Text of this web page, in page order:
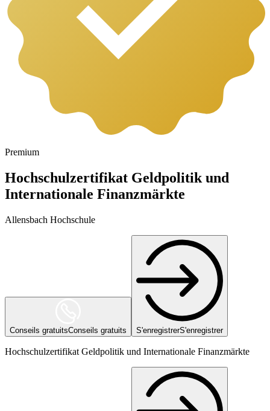
Premium
Hochschulzertifikat Geldpolitik und
Internationale Finanzmärkte
Allensbach Hochschule
Conseils gratuitsConseils gratuits S'enregistrerS'enregistrer
Hochschulzertifikat Geldpolitik und Internationale Finanzmärkte